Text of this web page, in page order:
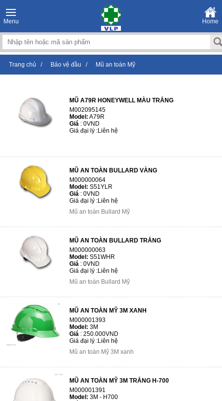
Menu Home
Trang chủ / Bảo vệ đầu / Mũ an toàn Mỹ
MŨ A79R HONEYWELL MÀU TRẮNG
M002095145
Model: A79R
Giá : 0VND
Giá đại lý :Liên hệ
MŨ AN TOÀN BULLARD VÀNG
M000000064
Model: S51YLR
Giá : 0VND
Giá đại lý :Liên hệ
Mũ an toàn Bullard Mỹ
MŨ AN TOÀN BULLARD TRẮNG
M000000063
Model: S51WHR
Giá : 0VND
Giá đại lý :Liên hệ
Mũ an toàn Bullard Mỹ
MŨ AN TOÀN MỸ 3M XANH
M000001393
Model: 3M
Giá : 250.000VND
Giá đại lý :Liên hệ
Mũ an toàn Mỹ 3M xanh
MŨ AN TOÀN MỸ 3M TRẮNG H-700
M000001391
Model: 3M - H700